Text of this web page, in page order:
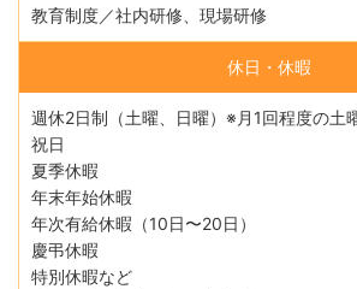
教育制度／社内研修、現場研修
休日・休暇
週休2日制（土曜、日曜）※月1回程度の土
祝日
夏季休暇
年末年始休暇
年次有給休暇（10日〜20日）
慶弔休暇
特別休暇など